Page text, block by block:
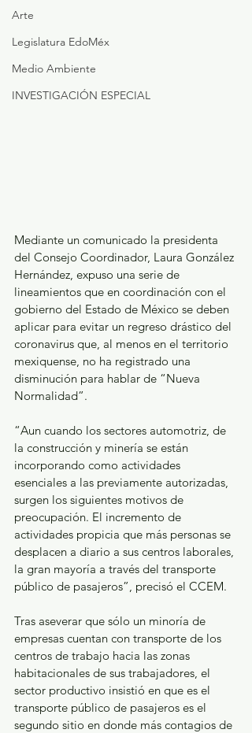
Arte
Legislatura EdoMéx
Medio Ambiente
INVESTIGACIÓN ESPECIAL
Mediante un comunicado la presidenta
del Consejo Coordinador, Laura González
Hernández, expuso una serie de
lineamientos que en coordinación con el
gobierno del Estado de México se deben
aplicar para evitar un regreso drástico del
coronavirus que, al menos en el territorio
mexiquense, no ha registrado una
disminución para hablar de “Nueva
Normalidad”.
“Aun cuando los sectores automotriz, de
la construcción y minería se están
incorporando como actividades
esenciales a las previamente autorizadas,
surgen los siguientes motivos de
preocupación. El incremento de
actividades propicia que más personas se
desplacen a diario a sus centros laborales,
la gran mayoría a través del transporte
público de pasajeros”, precisó el CCEM.
Tras aseverar que sólo un minoría de
empresas cuentan con transporte de los
centros de trabajo hacia las zonas
habitacionales de sus trabajadores, el
sector productivo insistió en que es el
transporte público de pasajeros es el
segundo sitio en donde más contagios de